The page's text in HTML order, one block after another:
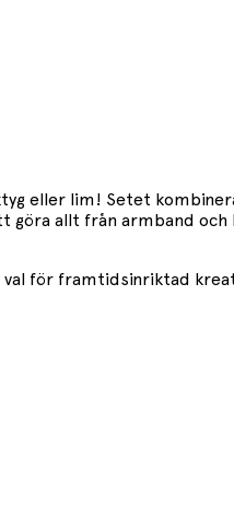
eller lim! Setet
allt från armband och
val för framtidsinriktad